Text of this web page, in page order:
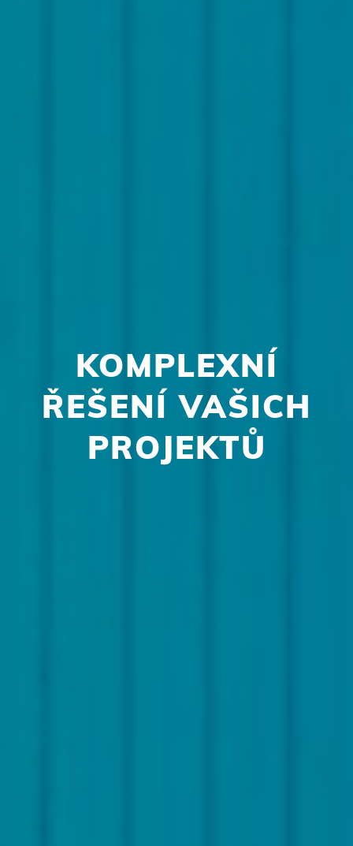
KOMPLEXNÍ
ŘEŠENÍ VAŠICH
PROJEKTŮ